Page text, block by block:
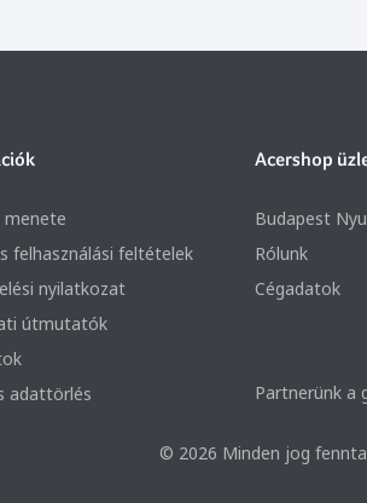
menete
felhasználási feltételek
nyilatkozat
útmutatók
adattörlés
Acershop
Budapest
Rólunk
Cégadatok
Partnerünk a
© 2026 Minden jog